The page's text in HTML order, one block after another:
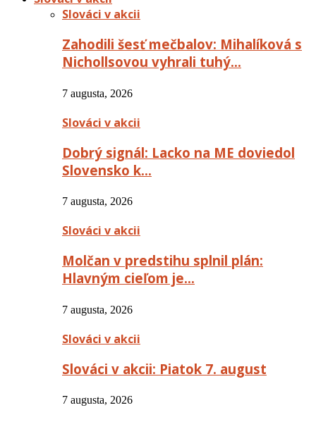
Slováci v akcii
Zahodili šesť mečbalov: Mihalíková s
Nichollsovou vyhrali tuhý…
7 augusta, 2026
Slováci v akcii
Dobrý signál: Lacko na ME doviedol
Slovensko k…
7 augusta, 2026
Slováci v akcii
Molčan v predstihu splnil plán:
Hlavným cieľom je…
7 augusta, 2026
Slováci v akcii
Slováci v akcii: Piatok 7. august
7 augusta, 2026